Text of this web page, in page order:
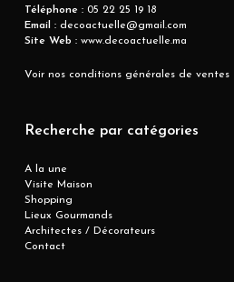
Téléphone :05 22 25 19 18
Email :decoactuelle@gmail.com
Site Web :www.decoactuelle.ma
Voir nos conditions générales de ventes
Recherche par catégories
A la une
Visite Maison
Shopping
Lieux Gourmands
Architectes / Décorateurs
Contact